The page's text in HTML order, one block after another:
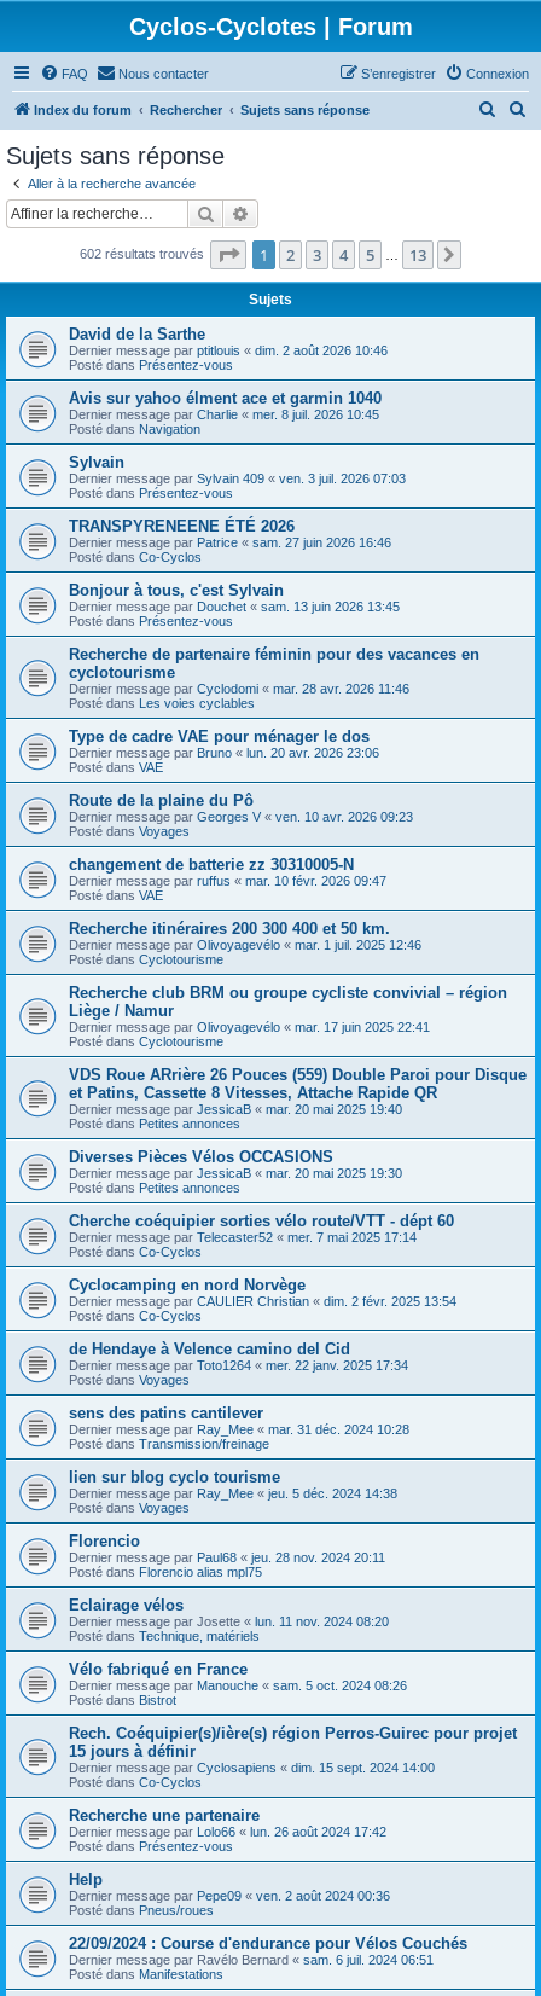
Cyclos-Cyclotes | Forum
FAQ Nous contacter Connexion
S’enregistrer
Index du forum Rechercher Sujets sans réponse
c
c
Sujets sans réponse
Aller à la recherche avancée
Rechercher
602 résultats trouvés Page 1sur13
1 2 3 4 5 13
Sujets
David de la Sarthe
Dernier message par ptitlouis « dim. 2 août 2026 10:46
Posté dans Présentez-vous
Avis sur yahoo élment ace et garmin 1040
Dernier message par Charlie « mer. 8 juil. 2026 10:45
Posté dans Navigation
Sylvain
Dernier message par Sylvain 409 « ven. 3 juil. 2026 07:03
Posté dans Présentez-vous
TRANSPYRENEENE ÉTÉ 2026
Dernier message par Patrice « sam. 27 juin 2026 16:46
Posté dans Co-Cyclos
Bonjour à tous, c'est Sylvain
Dernier message par Douchet « sam. 13 juin 2026 13:45
Posté dans Présentez-vous
Recherche de partenaire féminin pour des vacances en
cyclotourisme
Dernier message par Cyclodomi « mar. 28 avr. 2026 11:46
Posté dans Les voies cyclables
Type de cadre VAE pour ménager le dos
Dernier message par Bruno « lun. 20 avr. 2026 23:06
Posté dans VAE
Route de la plaine du Pô
Dernier message par Georges V « ven. 10 avr. 2026 09:23
Posté dans Voyages
changement de batterie zz 30310005-N
Dernier message par ruffus « mar. 10 févr. 2026 09:47
Posté dans VAE
Recherche itinéraires 200 300 400 et 50 km.
Dernier message par Olivoyagevélo « mar. 1 juil. 2025 12:46
Posté dans Cyclotourisme
Recherche club BRM ou groupe cycliste convivial – région
Liège / Namur
Dernier message par Olivoyagevélo « mar. 17 juin 2025 22:41
Posté dans Cyclotourisme
VDS Roue ARrière 26 Pouces (559) Double Paroi pour Disque
et Patins, Cassette 8 Vitesses, Attache Rapide QR
Dernier message par JessicaB « mar. 20 mai 2025 19:40
Posté dans Petites annonces
Diverses Pièces Vélos OCCASIONS
Dernier message par JessicaB « mar. 20 mai 2025 19:30
Posté dans Petites annonces
Cherche coéquipier sorties vélo route/VTT - dépt 60
Dernier message par Telecaster52 « mer. 7 mai 2025 17:14
Posté dans Co-Cyclos
Cyclocamping en nord Norvège
Dernier message par CAULIER Christian « dim. 2 févr. 2025 13:54
Posté dans Co-Cyclos
de Hendaye à Velence camino del Cid
Dernier message par Toto1264 « mer. 22 janv. 2025 17:34
Posté dans Voyages
sens des patins cantilever
Dernier message par Ray_Mee « mar. 31 déc. 2024 10:28
Posté dans Transmission/freinage
lien sur blog cyclo tourisme
Dernier message par Ray_Mee « jeu. 5 déc. 2024 14:38
Posté dans Voyages
Florencio
Dernier message par Paul68 « jeu. 28 nov. 2024 20:11
Posté dans Florencio alias mpl75
Eclairage vélos
Dernier message par Josette « lun. 11 nov. 2024 08:20
Posté dans Technique, matériels
Vélo fabriqué en France
Dernier message par Manouche « sam. 5 oct. 2024 08:26
Posté dans Bistrot
Rech. Coéquipier(s)/ière(s) région Perros-Guirec pour projet
15 jours à définir
Dernier message par Cyclosapiens « dim. 15 sept. 2024 14:00
Posté dans Co-Cyclos
Recherche une partenaire
Dernier message par Lolo66 « lun. 26 août 2024 17:42
Posté dans Présentez-vous
Help
Dernier message par Pepe09 « ven. 2 août 2024 00:36
Posté dans Pneus/roues
22/09/2024 : Course d'endurance pour Vélos Couchés
Dernier message par Ravélo Bernard « sam. 6 juil. 2024 06:51
Posté dans Manifestations